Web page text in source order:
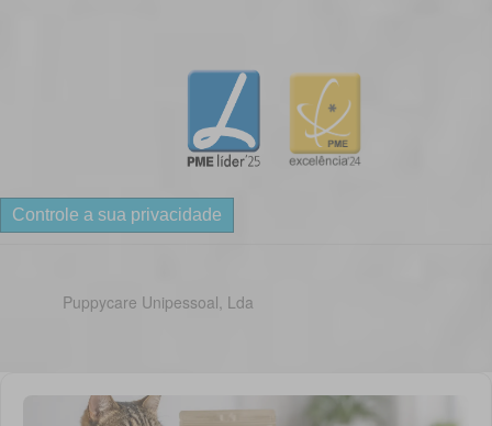
Controle a sua privacidade
Puppycare Unipessoal, Lda